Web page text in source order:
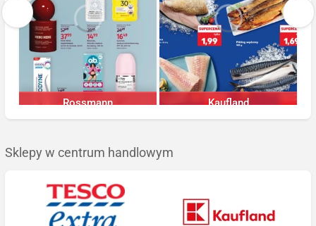
Rossmann
Trwa jeszcze 6 dni
Kaufland
Trwa jeszcze 5 dni
Sklepy w centrum handlowym